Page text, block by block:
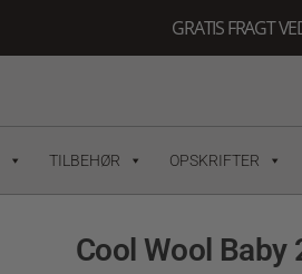
GRATIS FRAGT
TILBEHØR OPSKRIFTER
Cool Wool Baby